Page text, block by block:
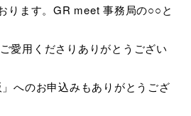
ります。GR meet 事務局の○○と
愛用くださりありがとうござい
へのお申込みもありがとうござ